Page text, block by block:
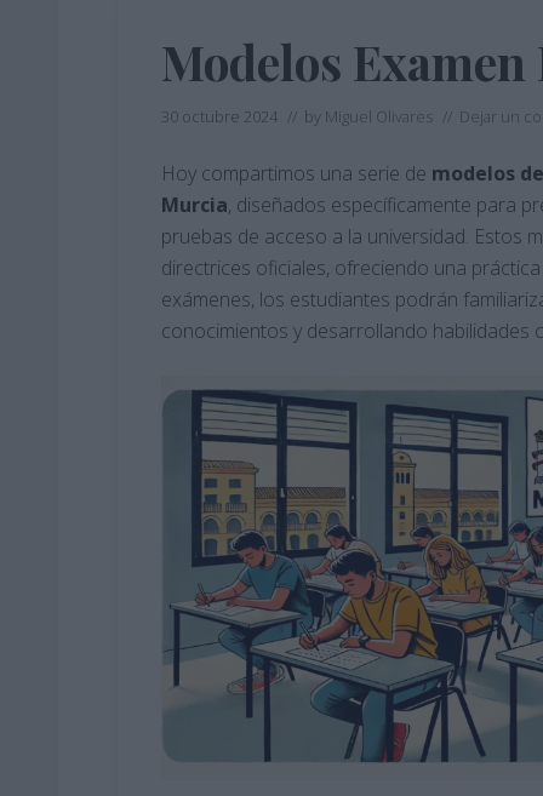
Modelos
30 octubre 2024 // by Miguel Olivares // Dejar un
Hoy compartimos una serie de modelos
Murcia, diseñados específicamente para
pruebas de acceso a la universidad. Estos
directrices oficiales, ofreciendo una
exámenes, los estudiantes podrán
conocimientos y desarrollando habilidades